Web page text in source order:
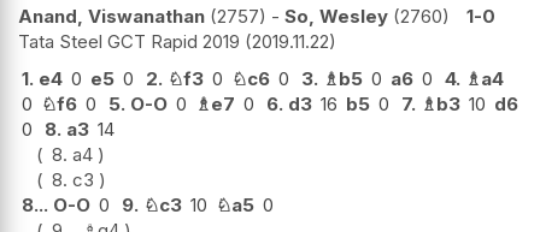
Anand, Viswanathan 2757 - So, Wesley 2760
1-0
Tata Steel GCT Rapid 2019 2019.11.22
1. e4 0 e5 0 2. ♘f3 0 ♘c6 0 3. ♗ b5 0 a6 0 4. ♗ a4
0 ♘f6 0 5. O-O 0 ♗ e7 0 6. d3 16 b5 0 7. ♗ b3 10 d6
0
8. a3 14
8. a4
8. c3
8... O-O 0 9. ♘c3 10 ♘a5 0